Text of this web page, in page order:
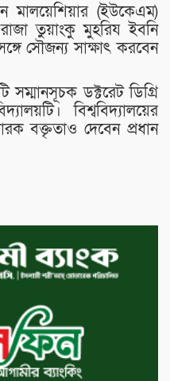
মালয়েশিয়ার (ইউকেএম)
তুয়াংকু মুহরিয ইবনি
সৌজন্য সাক্ষাৎ করবেন
সম্মানসূচক ডক্টরেট ডিগ্রি
বিশ্ববিদ্যালয়ের
বক্তৃতাও দেবেন প্রধান